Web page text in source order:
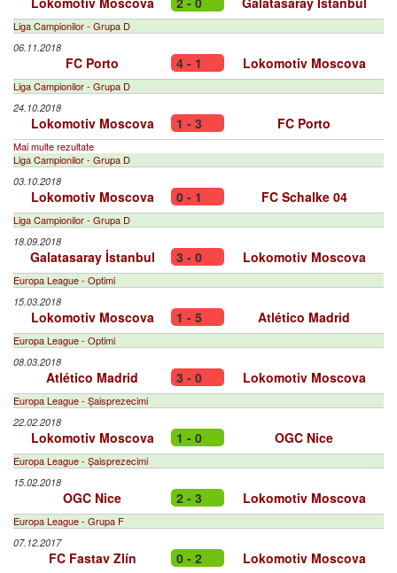
Liga Campionilor - Grupa D
06.11.2018
FC Porto 4 - 1 Lokomotiv Moscova
Liga Campionilor - Grupa D
24.10.2018
Lokomotiv Moscova 1 - 3 FC Porto
Mai multe rezultate
Liga Campionilor - Grupa D
03.10.2018
Lokomotiv Moscova 0 - 1 FC Schalke 04
Liga Campionilor - Grupa D
18.09.2018
Galatasaray İstanbul 3 - 0 Lokomotiv Moscova
Europa League - Optimi
15.03.2018
Lokomotiv Moscova 1 - 5 Atlético Madrid
Europa League - Optimi
08.03.2018
Atlético Madrid 3 - 0 Lokomotiv Moscova
Europa League - Șaisprezecimi
22.02.2018
Lokomotiv Moscova 1 - 0 OGC Nice
Europa League - Șaisprezecimi
15.02.2018
OGC Nice 2 - 3 Lokomotiv Moscova
Europa League - Grupa F
07.12.2017
FC Fastav Zlín 0 - 2 Lokomotiv Moscova